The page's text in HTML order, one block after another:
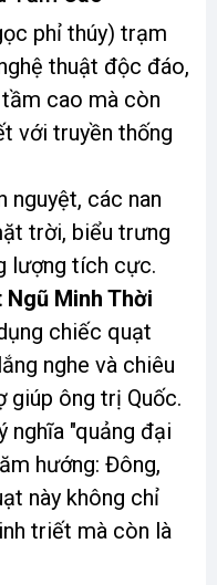
phỉ thúy) trạm
thuật độc đáo,
cao mà còn
với truyền thống
nguyệt, các nan
trời, biểu trưng
lượng tích cực.
Ngũ Minh Thời
chiếc quạt
nghe và chiêu
giúp ông trị Quốc.
nghĩa "quảng đại
hướng: Đông,
này không chỉ
triết mà còn là